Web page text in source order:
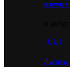
ПДД
Льготы